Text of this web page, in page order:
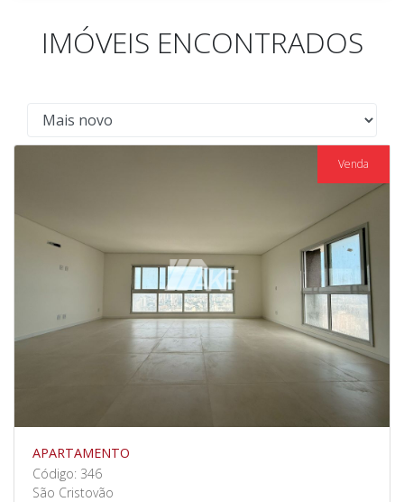
IMÓVEIS ENCONTRADOS
Venda
APARTAMENTO
Código: 346
São Cristovão